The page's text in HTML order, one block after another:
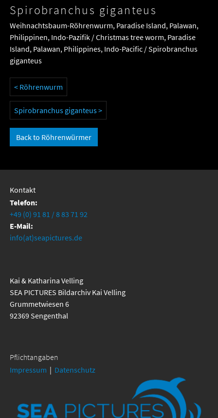
Spirobranchus giganteus
Weihnachtsbaum-Röhrenwurm, Paradise Island, Palawan,
Philippinen, Indo-Pazifik / Christmas tree worm, Paradise
Island, Palawan, Philippines, Indo-Pacific / Spirobranchus
giganteus
< Röhrenwurm
Spirobranchus giganteus >
Back to Röhrenwürmer
Kontakt
Telefon:
+49 (0) 91 81 / 8 83 71 92
E-Mail:
info(at)seapictures.de
Kai & Katharina Velling
SEA PICTURES Bildarchiv Kai Velling
Grummetwiesen 6
92369 Sengenthal
Pflichtangaben
Impressum | Datenschutz